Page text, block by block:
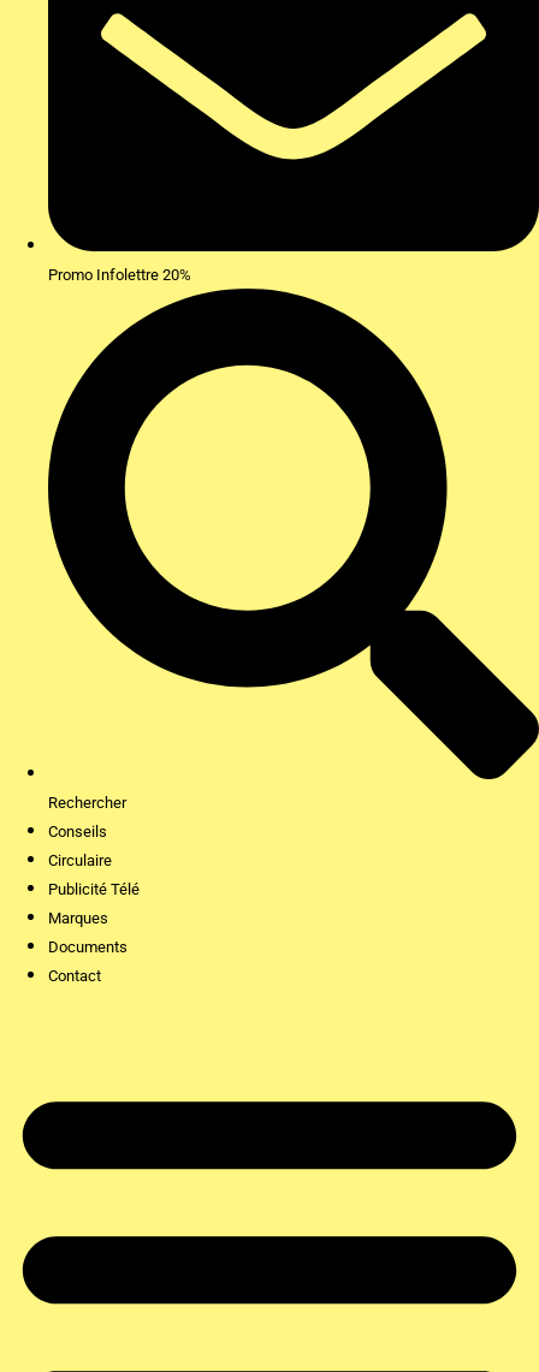
Promo Infolettre 20%
Rechercher
Conseils
Circulaire
Publicité Télé
Marques
Documents
Contact